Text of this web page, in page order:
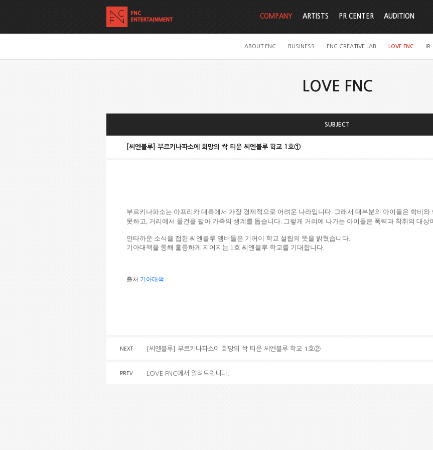
COMPANY
ABOUT FNC BUSINESS FNC CREATIVE LAB LOVE FNC IR
ARTISTS PR CENTER AUDITION
LOVE FNC
SUBJECT
[씨엔블루] 부르키나파소에 희망의 싹 티운 씨엔블루 학교 1호①
부르키나파소는 아프리카 대륙에서 가장 경제적으로 어려운 나라입니다. 그래서 대부분의 아이들은 학비와
못하고, 거리에서 물건을 팔아 가족의 생계를 돕습니다. 그렇게 거리에 나가는 아이들은 폭력과 착취의 대상
안타까운 소식을 접한 씨엔블루 멤버들은 기꺼이 학교 설립의 뜻을 밝혔습니다.
기아대책을 통해 훌륭하게 지어지는 1호 씨엔블루 학교를 기대합니다.
출처 기아대책
NEXT [씨엔블루] 부르키나파소에 희망의 싹 티운 씨엔블루 학교 1호②
PREV LOVE FNC에서 알려드립니다.